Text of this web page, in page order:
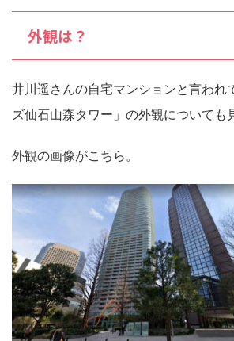
外観は？
井川遥さんの自宅マンションと言われ
ズ仙石山森タワー」の外観についても
外観の画像がこちら。